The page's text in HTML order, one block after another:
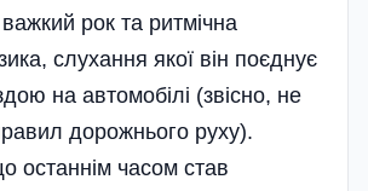
рок та ритмічна
слухання якої він поєднує
на автомобілі (звісно, не
дорожнього руху).
останнім часом став